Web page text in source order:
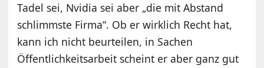
Tadel sei, Nvidia sei aber „die mit Abstand
schlimmste Firma“. Ob er wirklich Recht hat,
kann ich nicht beurteilen, in Sachen
Öffentlichkeitsarbeit scheint er aber ganz gut